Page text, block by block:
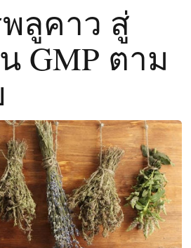
ลูคาว สู่
GMP ตาม